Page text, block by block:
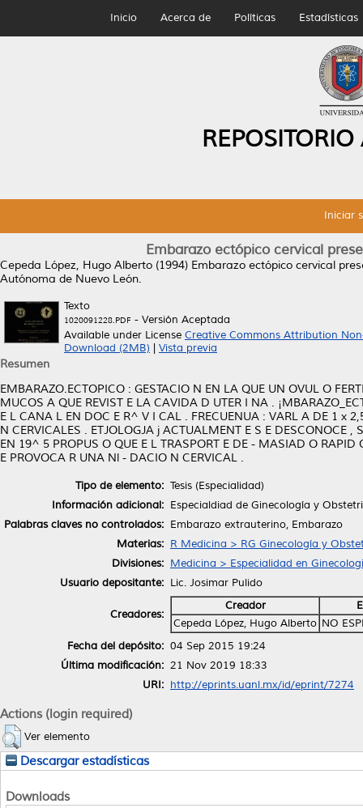
Inicio Acerca de Políticas Estadísticas
Iniciar
Embarazo ectópico cervical
Cepeda López, Hugo Alberto (1994) Embarazo ectópico cervical
Autónoma de Nuevo León.
Texto
1020091228.PDF - Versión Aceptada
Available under License Creative Commons Attribution
Download (2MB)
Vista previa
Resumen
EMBARAZO.ECTOPICO : GESTACIO N EN LA QUE UN OVUL O
MUCOS A QUE REVIST E LA CAVIDA D UTER I NA .
E L CANA L EN DOC E R^ V I CAL . FRECUENUA : VARL A DE 1 x
N CERVICALES . ETJOLOGJA j ACTUALMENT E S E DESCONOCE
EN 19^ 5 PROPUS O QUE E L TRASPORT E DE - MASIAD O
E PROVOCA R UNA Nl - DACIO N CERVICAL .
Tipo de elemento: Tesis (Especialidad)
Información adicional: Especialdiad de Ginecología y
Palabras claves no controlados: Embarazo extrauterino, Embarazo
Materias: R Medicina > RG Ginecología y
Divisiones: Medicina > Especialidad en
Usuario depositante: Lic. Josimar Pulido
Creadores:
Creador
Cepeda López, Hugo Alberto NO
Fecha del depósito: 04 Sep 2015 19:24
Última modificación: 21 Nov 2019 18:33
URI: http://eprints.uanl.mx/id/eprint/7274
Actions (login required)
Ver elemento
Descargar estadísticas
Downloads